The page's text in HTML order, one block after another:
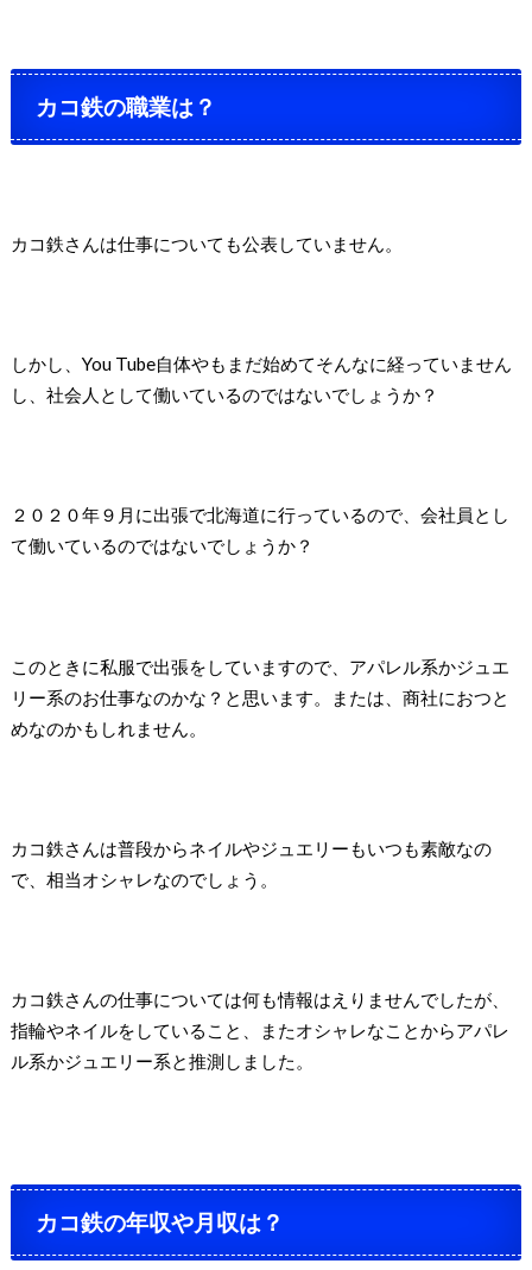
カコ鉄の職業は？
カコ鉄さんは仕事についても公表していません。
しかし、 You Tube自体やもまだ始めてそんなに経っていません
し、社会人として働いているのではないでしょうか？
２０２０年９月に出張で北海道に行っているので、会社員とし
て働いているのではないでしょうか？
このときに私服で出張をしていますので、アパレル系かジュエ
リー系のお仕事なのかな？と思います。または、商社におつと
めなのかもしれません。
カコ鉄さんは普段からネイルやジュエリーもいつも素敵なの
で、相当オシャレなのでしょう。
カコ鉄さんの仕事については何も情報はえりませんでしたが、
指輪やネイルをしていること、またオシャレなことからアパレ
ル系かジュエリー系と推測しました。
カコ鉄の年収や月収は？